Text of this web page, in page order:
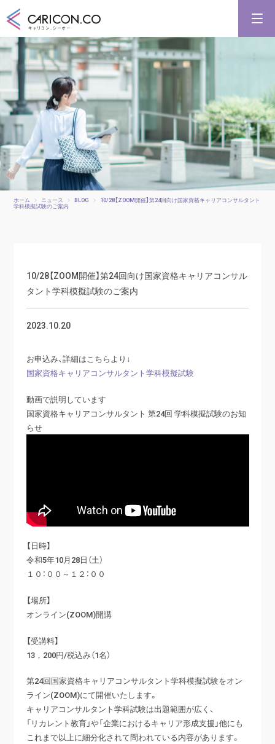
キャリアコンサルタント養成講習
キャリアコンサルタント更新講習
合格講座
キャリコンシーオーとは
キャリアコンサルタントとは
ホーム ニュース BLOG 10/28【ZOOM開催】第24回向け国家資格キャリアコンサルタント
学科模擬試験のご案内
10/28【ZOOM開催】第24回向け国家資格キャリアコンサル
タント学科模擬試験のご案内
2023.10.20
お申込み、詳細はこちらより↓
国家資格キャリアコンサルタント学科模擬試験
動画で説明しています
国家資格キャリアコンサルタント 第24回 学科模擬試験のお知
らせ
【日時】
令和5年10月28日（土）
１０：００～１２：００
【場所】
オンライン(ZOOM)開講
【受講料】
13，200円/税込み（1名）
第24回国家資格キャリアコンサルタント学科模擬試験をオン
ライン(ZOOM)にて開催いたします。
キャリアコンサルタント学科試験は出題範囲が広く、
「リカレント教育」や「企業におけるキャリア形成支援」他にも
これまで以上に細分化されて問われている内容があります。